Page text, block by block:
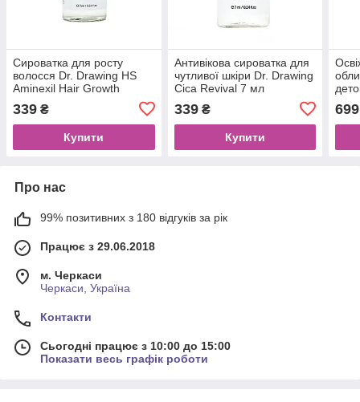
Сироватка для росту
волосся Dr. Drawing HS
Aminexil Hair Growth
339 ₴
Купити
Антивікова сироватка для
чутливої шкіри Dr. Drawing
Cica Revival 7 мл
339₴
Купити
699
Про нас
99% позитивних з 180 відгуків за рік
Працює з 29.06.2018
м. Черкаси
Черкаси, Україна
Контакти
Сьогодні працює з 10:00 до 15:00
Показати весь графік роботи